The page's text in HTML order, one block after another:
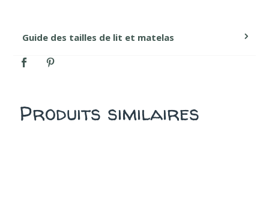
Produits similaires